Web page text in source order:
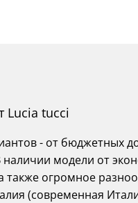
Lucia tucci
- от бюджетных
модели от
также огромное
(современная